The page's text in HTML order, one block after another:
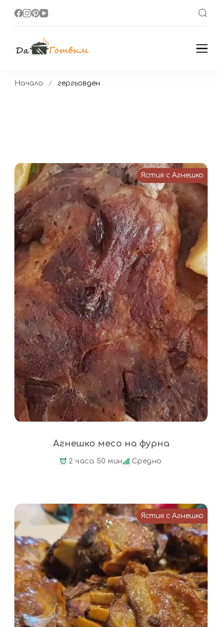
Начало гергьовден
Ястия с Агнешко
Агнешко месо на фурна
2 часа 50 мин Средно
Ястия с Агнешко